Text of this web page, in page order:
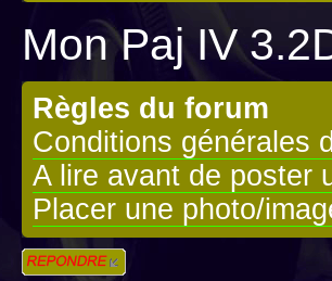
Mon Paj IV
Règles du forum
Conditions générales
A lire avant de poster
Placer une photo/
Répondre